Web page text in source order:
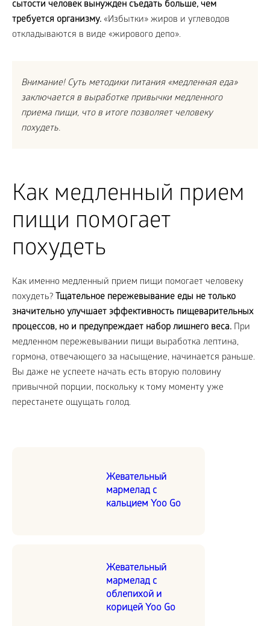
сытости человек вынужден съедать больше, чем
требуется организму. «Избытки» жиров и углеводов
откладываются в виде «жирового депо».
Внимание! Суть методики питания «медленная еда»
заключается в выработке привычки медленного
приема пищи, что в итоге позволяет человеку
похудеть.
Как медленный прием
пищи помогает
похудеть
Как именно медленный прием пищи помогает человеку
похудеть? Тщательное пережевывание еды не только
значительно улучшает эффективность пищеварительных
процессов, но и предупреждает набор лишнего веса. При
медленном пережевывании пищи выработка лептина,
гормона, отвечающего за насыщение, начинается раньше.
Вы даже не успеете начать есть вторую половину
привычной порции, поскольку к тому моменту уже
перестанете ощущать голод.
Жевательный
мармелад с
кальцием Yoo Go
Жевательный
мармелад с
облепихой и
корицей Yoo Go